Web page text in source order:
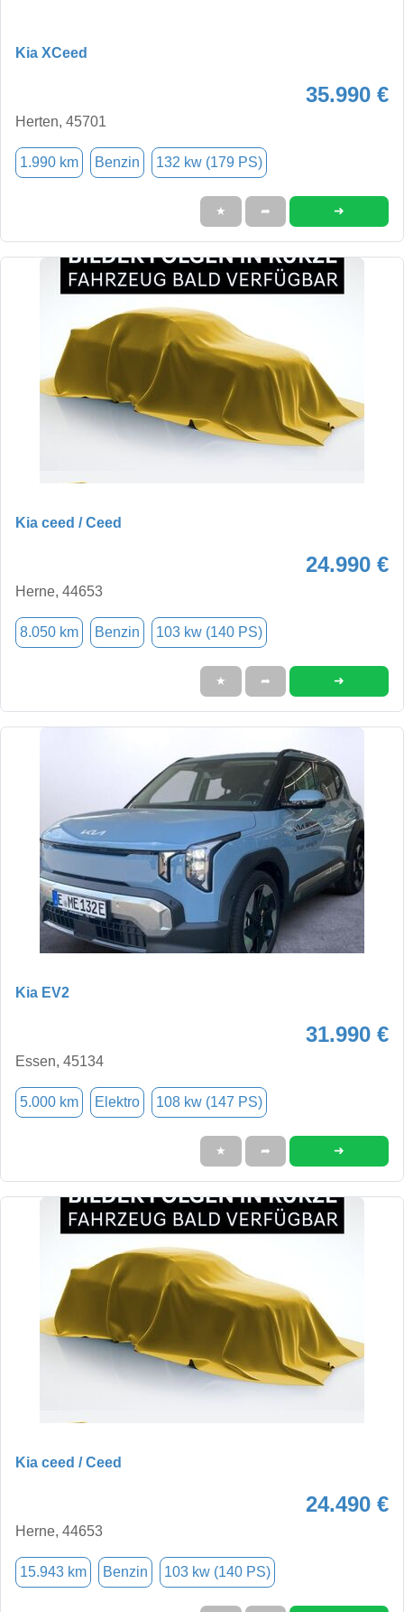
Kia XCeed
35.990 €
Herten, 45701
1.990 km Benzin 132 kw (179 PS)
★ ➦ ➜
Kia ceed / Ceed
24.990 €
Herne, 44653
8.050 km Benzin 103 kw (140 PS)
★ ➦ ➜
Kia EV2
31.990 €
Essen, 45134
5.000 km Elektro 108 kw (147 PS)
★ ➦ ➜
Kia ceed / Ceed
24.490 €
Herne, 44653
15.943 km Benzin 103 kw (140 PS)